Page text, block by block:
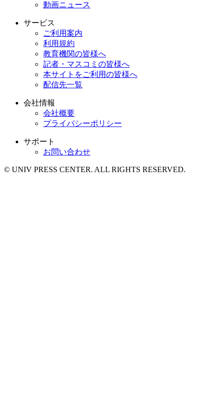
動画ニュース
サービス
ご利用案内
利用規約
教育機関の皆様へ
記者・マスコミの皆様へ
本サイトをご利用の皆様へ
配信先一覧
会社情報
会社概要
プライバシーポリシー
サポート
お問い合わせ
© UNIV PRESS CENTER. ALL RIGHTS RESERVED.